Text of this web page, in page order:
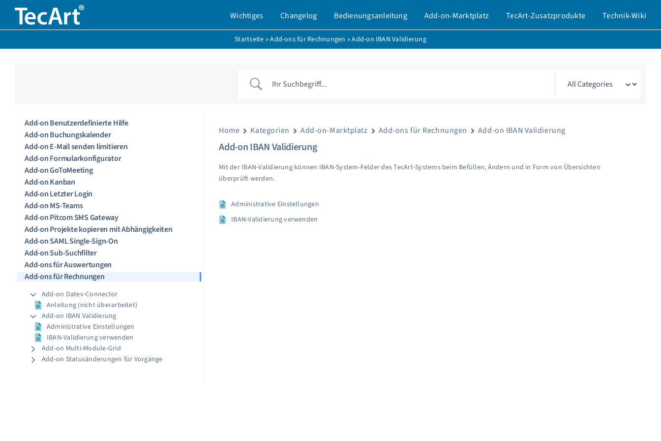
Zum
springen
Wichtiges Changelog Bedienungsanleitung Add-on-Marktplatz TecArt-Zusatzprodukte Technik-Wiki
Startseite »Add-ons für Rechnungen »Add-on IBAN Validierung
Add-on Benutzerdefinierte Hilfe
Add-on Buchungskalender
Add-on E-Mail senden limitieren
Add-on Formularkonfigurator
Add-on GoToMeeting
Add-on Kanban
Add-on Letzter Login
Add-on MS-Teams
Add-on Pitcom SMS Gateway
Add-on Projekte kopieren mit Abhängigkeiten
Add-on SAML Single-Sign-On
Add-on Sub-Suchfilter
Add-ons für Auswertungen
Add-ons für Rechnungen
Add-on Datev-Connector
Anleitung (nicht überarbeitet)
Add-on IBAN Validierung
Administrative Einstellungen
IBAN-Validierung verwenden
Add-on Multi-Module-Grid
Add-on Statusänderungen für Vorgänge
Home Kategorien Add-on-Marktplatz Add-ons für Rechnungen Add-on IBAN Validierung
Add-on IBAN Validierung
Mit der IBAN-Validierung können IBAN-System-Felder des TecArt-Systems beim Befüllen, Ändern und in Form von Übersichten
überprüft werden.
Administrative Einstellungen
IBAN-Validierung verwenden